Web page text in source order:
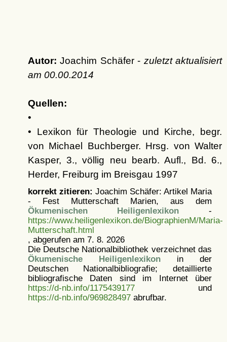
Autor: Joachim Schäfer - zuletzt aktualisiert
am 00.00.2014
Quellen:
•
• Lexikon für Theologie und Kirche, begr.
von Michael Buchberger. Hrsg. von Walter
Kasper, 3., völlig neu bearb. Aufl., Bd. 6.,
Herder, Freiburg im Breisgau 1997
korrekt zitieren: Joachim Schäfer: Artikel Maria
- Fest Mutterschaft Marien, aus dem
Ökumenischen Heiligenlexikon -
https://www.heiligenlexikon.de/BiographienM/Maria-
Mutterschaft.html
, abgerufen am 7. 8. 2026
Die Deutsche Nationalbibliothek verzeichnet das
Ökumenische Heiligenlexikonin der
Deutschen Nationalbibliografie; detaillierte
bibliografische Daten sind im Internet über
https://d-nb.info/1175439177und
https://d-nb.info/969828497abrufbar.